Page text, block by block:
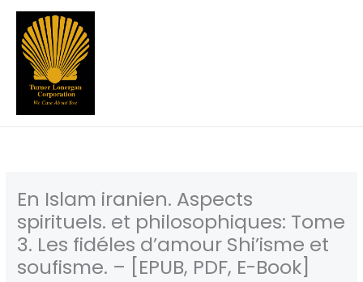
Skip
content
En Islam iranien. Aspects
spirituels. et philosophiques: Tome
3. Les fidéles d’amour Shi’isme et
soufisme. – [EPUB, PDF, E-Book]